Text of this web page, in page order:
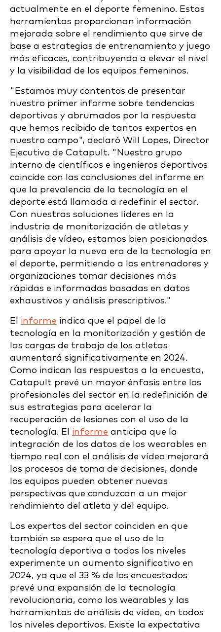
actualmente en el deporte femenino. Estas
herramientas proporcionan información
mejorada sobre el rendimiento que sirve de
base a estrategias de entrenamiento y juego
más eficaces, contribuyendo a elevar el nivel
y la visibilidad de los equipos femeninos.
"Estamos muy contentos de presentar
nuestro primer informe sobre tendencias
deportivas y abrumados por la respuesta
que hemos recibido de tantos expertos en
nuestro campo", declaró Will Lopes, Director
Ejecutivo de Catapult. "Nuestro grupo
interno de científicos e ingenieros deportivos
coincide con las conclusiones del informe en
que la prevalencia de la tecnología en el
deporte está llamada a redefinir el sector.
Con nuestras soluciones líderes en la
industria de monitorización de atletas y
análisis de vídeo, estamos bien posicionados
para apoyar la nueva era de la tecnología en
el deporte, permitiendo a los entrenadores y
organizaciones tomar decisiones más
rápidas e informadas basadas en datos
exhaustivos y análisis prescriptivos."
El informe indica que el papel de la
tecnología en la monitorización y gestión de
las cargas de trabajo de los atletas
aumentará significativamente en 2024.
Como indican las respuestas a la encuesta,
Catapult prevé un mayor énfasis entre los
profesionales del sector en la redefinición de
sus estrategias para acelerar la
recuperación de lesiones con el uso de la
tecnología. El informe anticipa que la
integración de los datos de los wearables en
tiempo real con el análisis de vídeo mejorará
los procesos de toma de decisiones, donde
los equipos pueden obtener nuevas
perspectivas que conduzcan a un mejor
rendimiento del atleta y del equipo.
Los expertos del sector coinciden en que
también se espera que el uso de la
tecnología deportiva a todos los niveles
experimente un aumento significativo en
2024, ya que el 33 % de los encuestados
prevé una expansión de la tecnología
revolucionaria, como los wearables y las
herramientas de análisis de vídeo, en todos
los niveles deportivos. Existe la expectativa